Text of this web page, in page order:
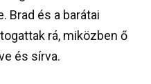
Brad és a barátai
rá, miközben ő
és sírva.